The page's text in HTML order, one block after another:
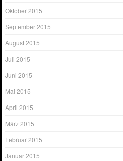
Oktober 2015
September 2015
August 2015
Juli 2015
Juni 2015
Mai 2015
April 2015
März 2015
Februar 2015
Januar 2015